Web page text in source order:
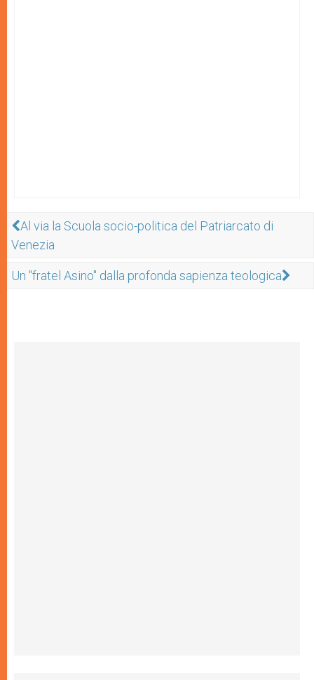
Al via la Scuola socio-politica del Patriarcato di
Venezia
Un "fratel Asino" dalla profonda sapienza teologica